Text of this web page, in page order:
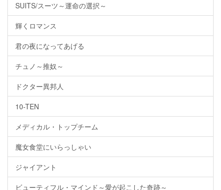
SUITS/スーツ～運命の選択～
輝くロマンス
君の夜になってあげる
チュノ～推奴～
ドクター異邦人
10-TEN
メディカル・トップチーム
魔女食堂にいらっしゃい
ジャイアント
ビューティフル・マインド～愛が起こした奇跡～